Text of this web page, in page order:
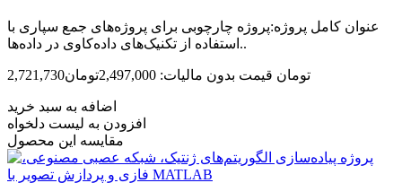
عنوان کامل پروژه:پروژه چارچوبی برای پروژه‌های جمع سپاری با
استفاده از تکنیک‌های داده‌کاوی در داده‌ها..
2,721,730تومان قیمت بدون مالیات: 2,497,000تومان
اضافه به سبد خرید
افزودن به لیست دلخواه
مقایسه این محصول